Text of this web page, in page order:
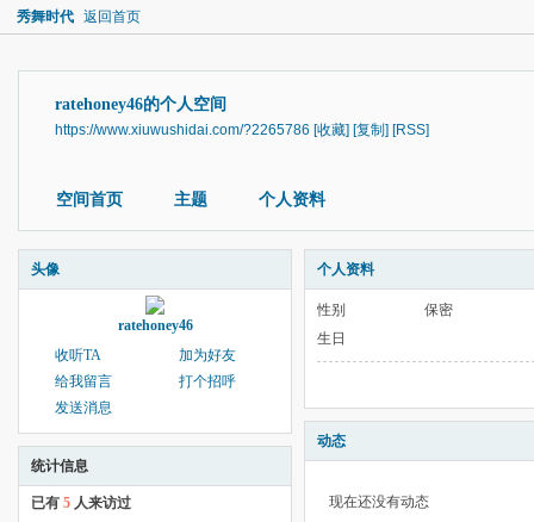
秀舞时代 返回首页
ratehoney46的个人空间
https://www.xiuwushidai.com/?2265786 [收藏] [复制] [RSS]
空间首页 主题 个人资料
头像
ratehoney46
收听TA
加为好友
给我留言
打个招呼
发送消息
统计信息
已有 5 人来访过
个人资料
性别
保密
生日
动态
现在还没有动态